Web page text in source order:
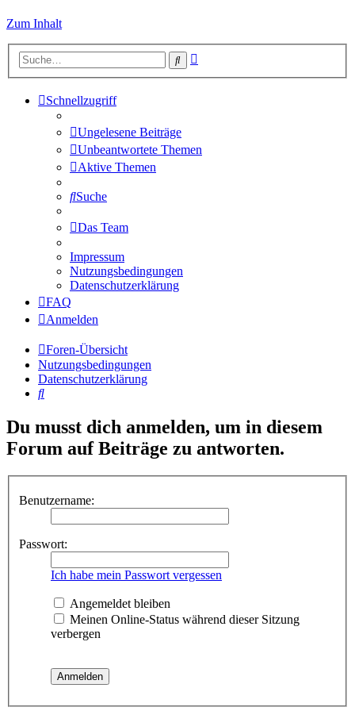
Zum Inhalt
Suche
Schnellzugriff
Ungelesene Beiträge
Unbeantwortete Themen
Aktive Themen
Suche
Das Team
Impressum
Nutzungsbedingungen
Datenschutzerklärung
FAQ
Anmelden
Foren-Übersicht
Nutzungsbedingungen
Datenschutzerklärung
Suche
Du musst dich anmelden, um in diesem
Forum auf Beiträge zu antworten.
Benutzername:
Passwort:
Ich habe mein Passwort vergessen
Angemeldet bleiben
Meinen Online-Status während dieser Sitzung
verbergen